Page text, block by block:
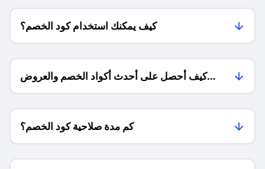
كيف يمكنك استخدام كود الخصم؟
كيف أحصل على أحدث أكواد الخصم والعروض
للمتاجر؟
كم مدة صلاحية كود الخصم؟